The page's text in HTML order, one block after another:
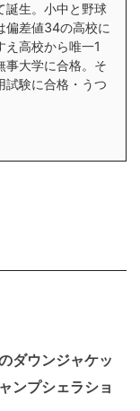
誕生。小中と野球
偏差値34の高校に
え高校から唯一1
事大学に合格。そ
試験に合格・うつ
ダウンジャケッ
ンプシェラショ